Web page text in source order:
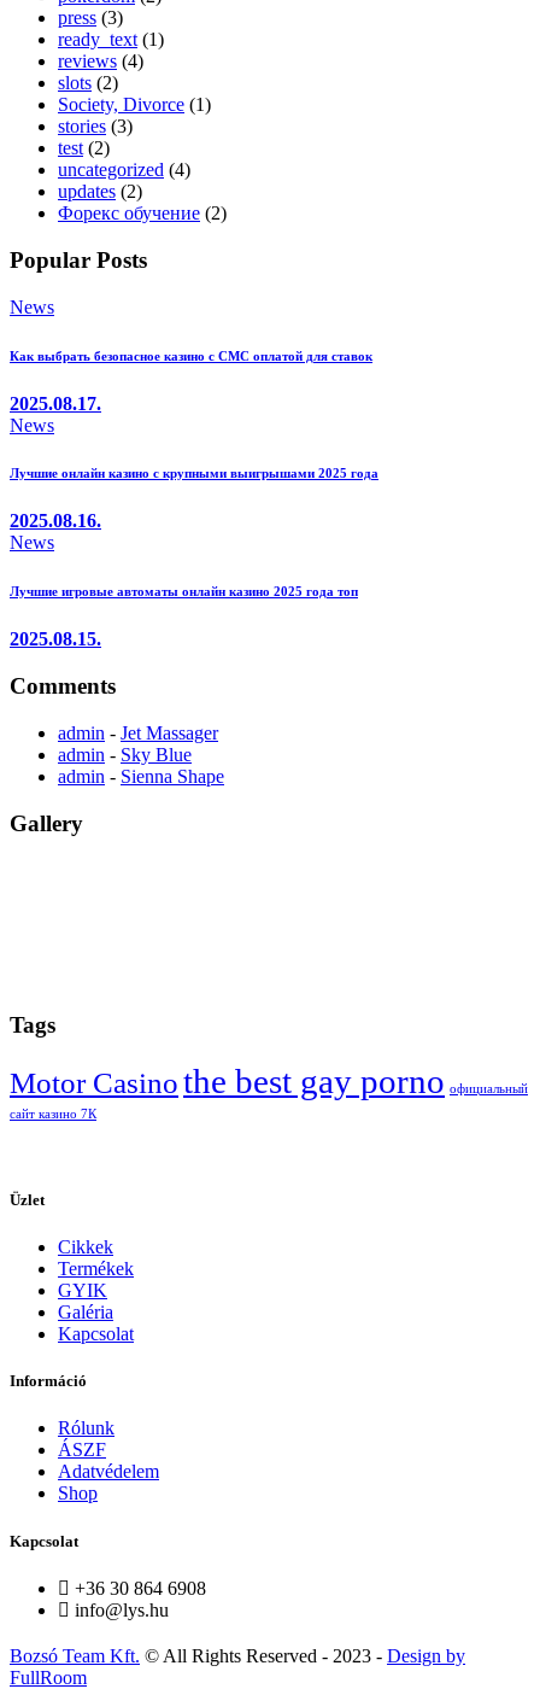
press (3)
ready_text (1)
reviews (4)
slots (2)
Society, Divorce (1)
stories (3)
test (2)
uncategorized (4)
updates (2)
Форекс обучение (2)
Popular Posts
News
Как выбрать безопасное казино с СМС оплатой для ставок
2025.08.17.
News
Лучшие онлайн казино с крупными выигрышами 2025 года
2025.08.16.
News
Лучшие игровые автоматы онлайн казино 2025 года топ
2025.08.15.
Comments
admin - Jet Massager
admin - Sky Blue
admin - Sienna Shape
Gallery
Tags
Motor Casinothe best gay porno официальный
сайт казино 7К
Üzlet
Cikkek
Termékek
GYIK
Galéria
Kapcsolat
Információ
Rólunk
ÁSZF
Adatvédelem
Shop
Kapcsolat
+36 30 864 6908
info@lys.hu
Bozsó Team Kft. © All Rights Reserved - 2023 - Design by
FullRoom